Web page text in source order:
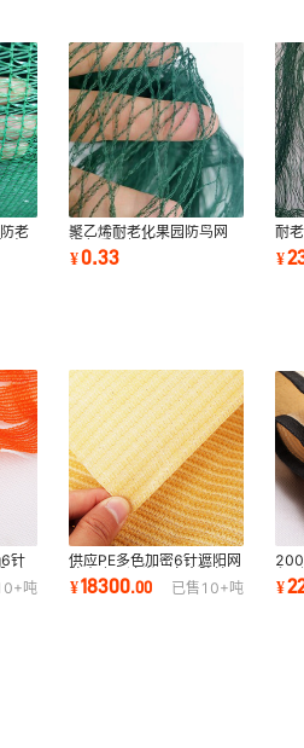
老
聚乙烯耐老化果园防鸟网
绿色质量好防鸟网
¥0.33
耐
鸟
¥
针
离
吨
供应PE多色加密6针遮阳网
防尘农用遮光网安全防护网
覆膜隔热网
¥18300.00 已售 10+吨
200
印
¥